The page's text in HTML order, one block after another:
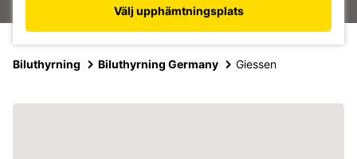
Välj upphämtningsplats
Biluthyrning Biluthyrning Germany Giessen